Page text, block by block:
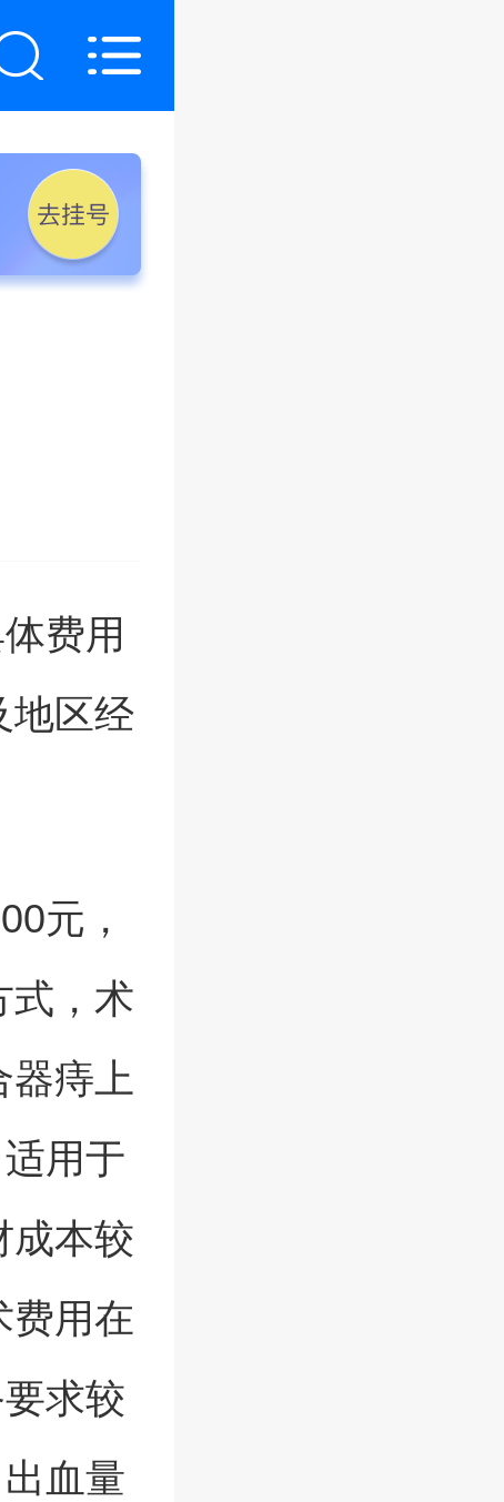
费用
地区经
元，
式，术
器痔上
用于
成本较
费用在
求较
血量